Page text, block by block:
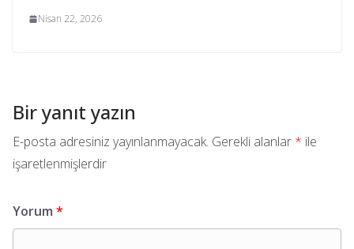
Nisan 22, 2026
Bir yanıt yazın
E-posta adresiniz yayınlanmayacak. Gerekli alanlar * ile
işaretlenmişlerdir
Yorum *